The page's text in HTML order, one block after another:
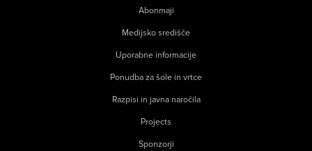
Abonmaji
Medijsko središče
Uporabne informacije
Ponudba za šole in vrtce
Razpisi in javna naročila
Projects
Sponzorji